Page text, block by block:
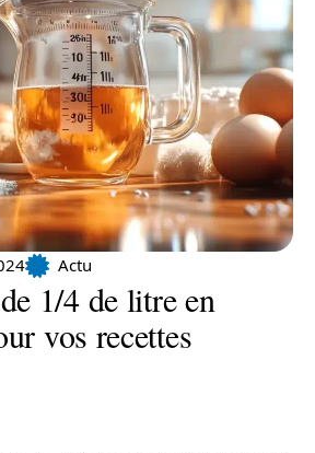
Actu
1/4 de litre en
vos recettes